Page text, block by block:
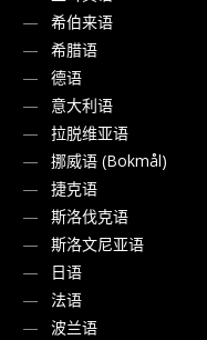
希伯来语
希腊语
德语
意大利语
拉脱维亚语
挪威语 (Bokmål)
捷克语
斯洛伐克语
斯洛文尼亚语
日语
法语
波兰语